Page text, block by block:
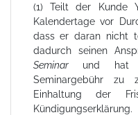
(1) Teilt der Kunde
Kalendertage vor
dass er daran nicht
dadurch seinen
Seminar und hat
Seminargebühr zu
Einhaltung der
Kündigungserklärung.